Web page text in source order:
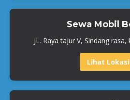
Sewa Mobil
JL. Raya tajur V, Sindang
Lihat Lokasi